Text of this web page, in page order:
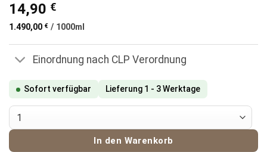
mit von
5, basierend
auf
14,90 €
1.490,00 € / 1000ml
Einordnung nach CLP Verordnung
Sofort verfügbar Lieferung 1 - 3 Werktage
#Schmeckt Aroma Blaubeer Zitrone On Ice 10ml Menge
In den Warenkorb